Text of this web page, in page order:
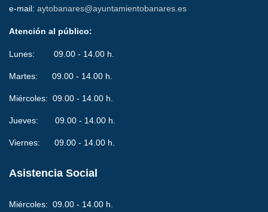
e-mail: aytobanares@ayuntamientobanares.es
Atención al público:
Lunes: 09.00 - 14.00 h.
Martes: 09.00 - 14.00 h.
Miércoles: 09.00 - 14.00 h.
Jueves: 09.00 - 14.00 h.
Viernes: 09.00 - 14.00 h.
Asistencia Social
Miércoles: 09.00 - 14.00 h.